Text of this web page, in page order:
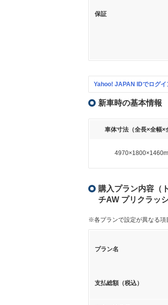
保証
Yahoo! JAPAN IDでログイ
新車時の基本情報
車体寸法（全長×全幅×
購入プラン内容（
チAW プリクラッシ
※各プランで設定が異なる項
プラン名
支払総額（税込）